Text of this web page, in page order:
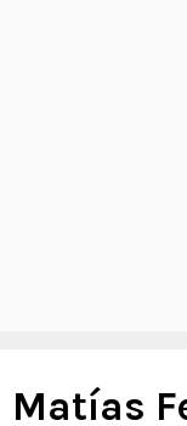
Matías